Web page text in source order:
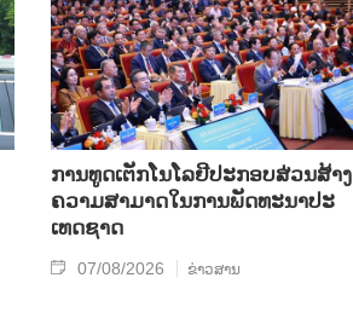
ການ​ທູດ​ເຕັກ​ໂນ​ໂລ​ຢີ​ປະ​ກອບ​ສ່ວນ​ສ້າງ​
ຄວາມ​ສາ​ມາດ​ໃນ​ການ​ພັດ​ທະ​ນາ​ປະ​
ເທດ​ຊາດ
07/08/2026 ຂ່າວສານ